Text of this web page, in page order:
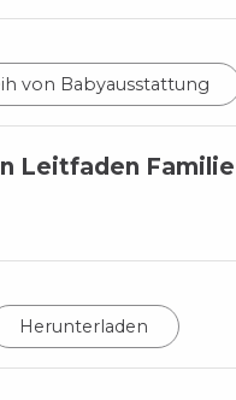
von Babyausstattung
Leitfaden
Herunterladen